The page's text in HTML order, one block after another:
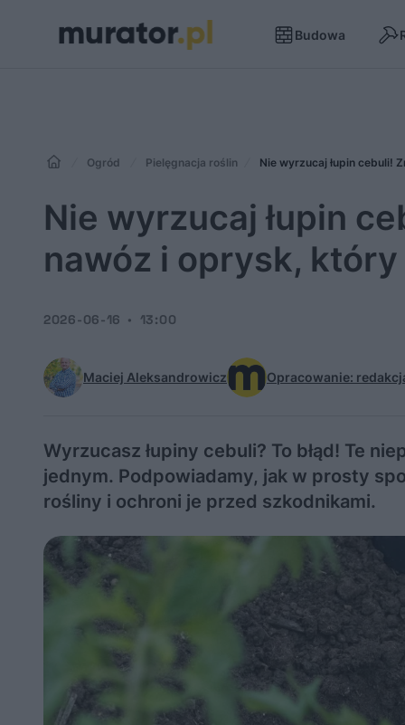
Budowa
Ogród Pielęgnacja roślin Nie wyrzucaj łupin cebuli!
Nie wyrzucaj łupin
nawóz i oprysk,
Maciej Aleksandrowicz Opracowanie:
2026-06-16 13:00
Wyrzucasz łupiny cebuli? To błąd! Te
jednym. Podpowiadamy, jak w prosty
rośliny i ochroni je przed szkodnikami.